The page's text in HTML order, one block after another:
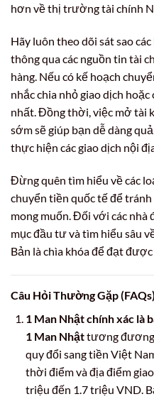
hơn về thị trường tài chính
Hãy luôn theo dõi sát sao
thông qua các nguồn tin tài
hàng. Nếu có kế hoạch
nhắc chia nhỏ giao dịch
nhất. Đồng thời, việc mở tài
sớm sẽ giúp bạn dễ dàng
thực hiện các giao dịch nội
Đừng quên tìm hiểu về các
chuyển tiền quốc tế để
mong muốn. Đối với các nhà
mục đầu tư và tìm hiểu sâu
Bản là chìa khóa để đạt
Câu Hỏi Thường Gặp (FAQs)
1 Man Nhật chính xác là
1 Man Nhậttương đương
quy đổi sang tiền Việt
thời điểm và địa điểm
triệu đến 1.7 triệu VND.